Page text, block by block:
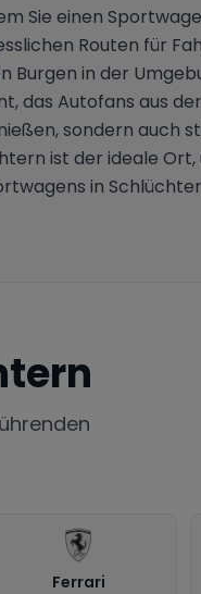
Sie einen
Routen für
Burgen in der
das Autofans aus
sondern auch
ist der ideale
in
Ferrari